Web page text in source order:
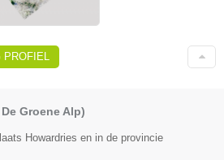
Groene Alp)
Howardries en in de provincie